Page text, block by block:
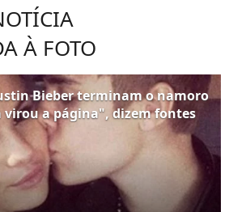
À FOTO
Bieber terminam o namoro
a página", dizem fontes